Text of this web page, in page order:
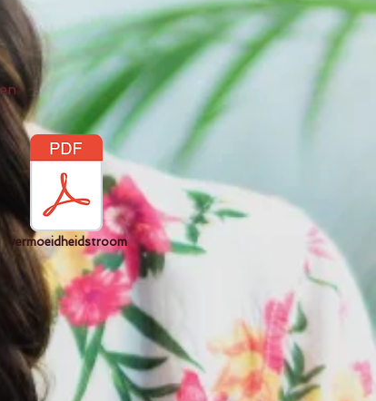
vermoeidheidstroom